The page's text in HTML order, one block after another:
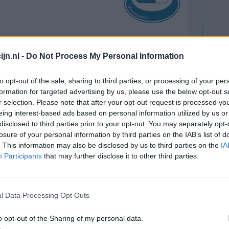
- Do Not Process My Personal Information
opt-out of the sale, sharing to third parties, or processing of your
for targeted advertising by us, please use the below opt-out
selection. Please note that after your opt-out request is processed
interest-based ads based on personal information utilized by us
to third parties prior to your opt-out. You may separately
of your personal information by third parties on the IAB’s list of
This information may also be disclosed by us to third parties on the
Participants that may further disclose it to other third parties.
Data Processing Opt Outs
opt-out of the Sharing of my personal data.
Hoeveelheid bijwerkingen
Bijwerkingen
veranderde stoelgang
constipatie
verstikkend gevoel
en
0 reacties